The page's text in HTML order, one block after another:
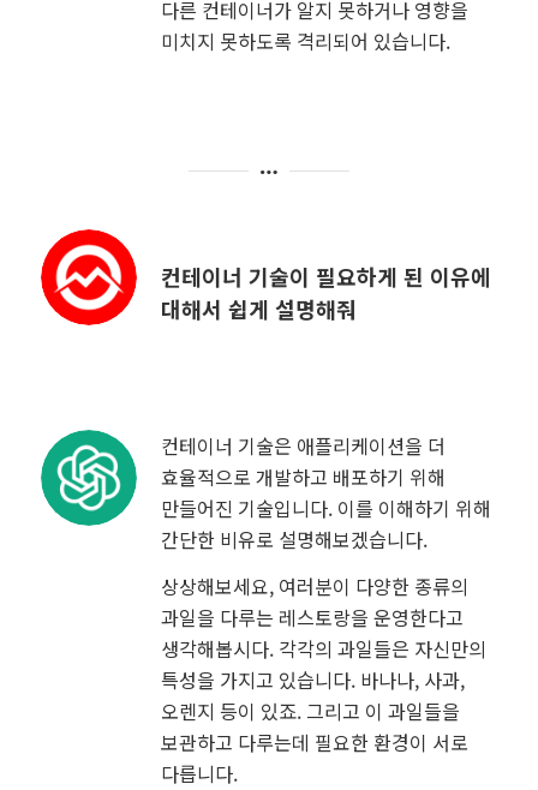
다른 컨테이너가 알지 못하거나 영향을
미치지 못하도록 격리되어 있습니다.
컨테이너 기술이 필요하게 된 이유에
대해서 쉽게 설명해줘
컨테이너 기술은 애플리케이션을 더
효율적으로 개발하고 배포하기 위해
만들어진 기술입니다. 이를 이해하기 위해
간단한 비유로 설명해보겠습니다.
상상해보세요, 여러분이 다양한 종류의
과일을 다루는 레스토랑을 운영한다고
생각해봅시다. 각각의 과일들은 자신만의
특성을 가지고 있습니다. 바나나, 사과,
오렌지 등이 있죠. 그리고 이 과일들을
보관하고 다루는데 필요한 환경이 서로
다릅니다.